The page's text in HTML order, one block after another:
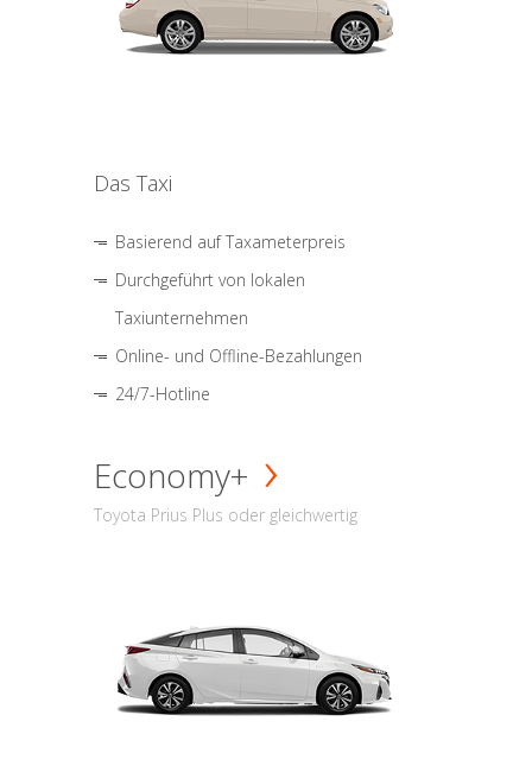
Das Taxi
Basierend auf Taxameterpreis
Durchgeführt von lokalen
Taxiunternehmen
Online- und Offline-Bezahlungen
24/7-Hotline
Economy+
Toyota Prius Plus oder gleichwertig